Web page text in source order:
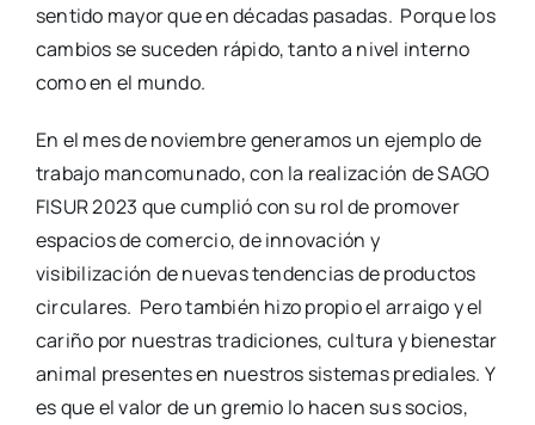
sentido mayor que en décadas pasadas. Porque los
cambios se suceden rápido, tanto a nivel interno
como en el mundo.
En el mes de noviembre generamos un ejemplo de
trabajo mancomunado, con la realización de SAGO
FISUR 2023 que cumplió con su rol de promover
espacios de comercio, de innovación y
visibilización de nuevas tendencias de productos
circulares. Pero también hizo propio el arraigo y el
cariño por nuestras tradiciones, cultura y bienestar
animal presentes en nuestros sistemas prediales. Y
es que el valor de un gremio lo hacen sus socios,